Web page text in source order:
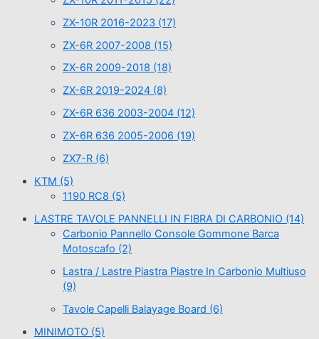
ZX-10R 2016-2023 (17)
ZX-6R 2007-2008 (15)
ZX-6R 2009-2018 (18)
ZX-6R 2019-2024 (8)
ZX-6R 636 2003-2004 (12)
ZX-6R 636 2005-2006 (19)
ZX7-R (6)
KTM (5)
1190 RC8 (5)
LASTRE TAVOLE PANNELLI IN FIBRA DI CARBONIO (14)
Carbonio Pannello Console Gommone Barca
Motoscafo (2)
Lastra / Lastre Piastra Piastre In Carbonio Multiuso
(9)
Tavole Capelli Balayage Board (6)
MINIMOTO (5)